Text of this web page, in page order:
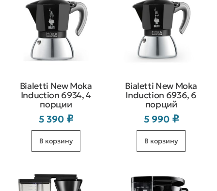
Bialetti New Moka
Induction 6934, 4
порции
5 390 ₽
В корзину
Bialetti New Moka
Induction 6936, 6
порций
5 990 ₽
В корзину